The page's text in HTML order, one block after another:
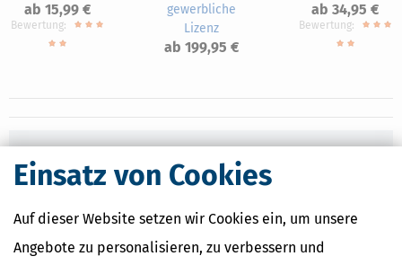
Einsatz von Cookies
Auf dieser Website setzen wir Cookies ein, um unsere
Angebote zu personalisieren, zu verbessern und
ab 15,99 €
Bewertung:
gewerbliche
Lizenz
ab 199,95 €
ab 34,95 €
Bewertung:
Finanzamt Strausberg